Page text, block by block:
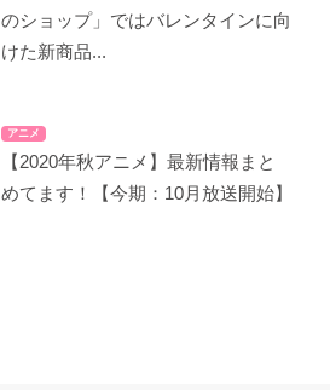
のショップ」ではバレンタインに向
けた新商品...
アニメ
【2020年秋アニメ】最新情報まと
めてます！【今期：10月放送開始】